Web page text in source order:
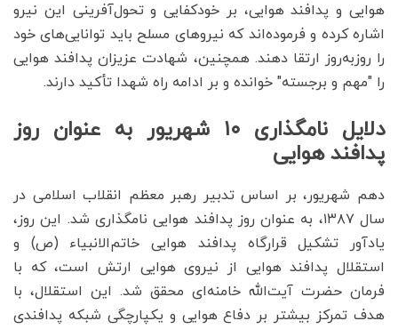
هوایی و پدافند هوایی، بر خودکفایی و تحول‌آفرینی این نیرو
اشاره کرده و فرموده‌اند که نیروهای مسلح باید توانایی‌های خود
را روزبه‌روز ارتقا دهند. همچنین، شهادت عزیزان پدافند هوایی
را "مهم و برجسته" خوانده و بر ادامه راه شهدا تأکید دارند.
دلایل نامگذاری ۱۰ شهریور به عنوان روز
پدافند هوایی
دهم شهریور، بر اساس تدبیر رهبر معظم انقلاب اسلامی در
سال ۱۳۸۷، به عنوان روز پدافند هوایی نامگذاری شد. این روز،
یادآور تشکیل قرارگاه پدافند هوایی خاتم‌الانبیاء (ص) و
استقلال پدافند هوایی از نیروی هوایی ارتش است، که با
فرمان حضرت آیت‌الله خامنه‌ای محقق شد. این استقلال، با
هدف تمرکز بیشتر بر دفاع هوایی و یکپارچگی شبکه پدافندی